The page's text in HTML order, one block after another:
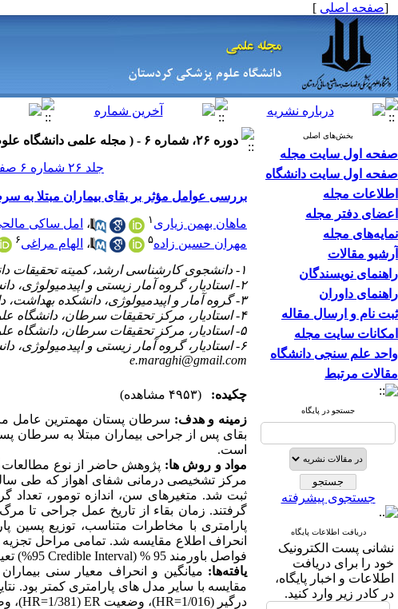
[صفحه اصلی ]
بخش‌های اصلی
صفحه اول سایت مجله
صفحه اول سایت دانشگاه
اطلاعات مجله
اعضای دفتر مجله
نمایه‌های مجله
آرشیو مقالات
راهنمای نویسندگان
راهنمای داوران
ثبت نام و ارسال مقاله
امکانات سایت مجله
واحد علم سنجی دانشگاه
مقالات مرتبط
جستجو در پایگاه
جستجوی پیشرفته
دریافت اطلاعات پایگاه
نشانی پست الکترونیک
خود را برای دریافت
اطلاعات و اخبار پایگاه،
در کادر زیر وارد کنید.
دوره ۲۶، شماره ۶ - ( مجله علمی دانشگاه علوم پزشکی کردستان ۱۴۰۰ )
جلد ۲۶ شماره ۶ صفحات ۴۷-۳۸
بررسی عوامل مؤثر بر بقای بیماران مبتلا به
ماهان بهمن زیاری ۱ ، امل ساکی
مهران حسین زاده۵ ، الهام مراغی۶
۱- دانشجوی کارشناسی ارشد، کمیته تحقیقات دانشجویی، دانشگاه علوم پزشکی جندی شاپور اهواز، اهواز، ایران
۲- استادیار، گروه آمار زیستی و اپیدمیولوژی، دانشکده بهداشت، دانشگاه علوم پزشکی جندی شاپور اهواز، اهواز، ایران.
۳- گروه آمار و اپیدمیولوژی، دانشکده بهداشت، دانشگاه علوم پزشکی جندی شاپور اهواز، اهواز، ایران
۴- استادیار، مرکز تحقیقات سرطان، دانشگاه علوم پزشکی جندی شاپور اهواز، اهواز، ایران
۵- استادیار، مرکز تحقیقات سرطان، دانشگاه علوم پزشکی جندی شاپور اهواز، اهواز، ایران.
۶- استادیار، گروه آمار زیستی و اپیدمیولوژی، دانشکده بهداشت، دانشگاه علوم پزشکی جندی شاپور اهواز، اهواز، ایران ،
e.maraghi@gmail.com
چکیده:
(۴۹۵۳ مشاهده)
زمینه و هدف: سرطان پستان مهم­ترین عامل
بقای پس از جراحی بیماران مبتلا به سرطان
است.
مواد و روش ­ها:
ثبت شد. متغیرهای سن، اندازه تومور، تعداد
گرفتند. زمان بقاء از تاریخ عمل جراحی تا
پارامتری با مخاطرات متناسب، توزیع پسین
انحراف اطلاع مقایسه شد. تمامی مراحل تجزیه
فواصل باورمند 95 % (
95 Credible Interval
%)
یافته‌ها:
مقایسه با سایر مدل­ های پارامتری کم­تر بود.
درگیر (1/016
HR=)، وضعیت ER
(1/381
HR=)،